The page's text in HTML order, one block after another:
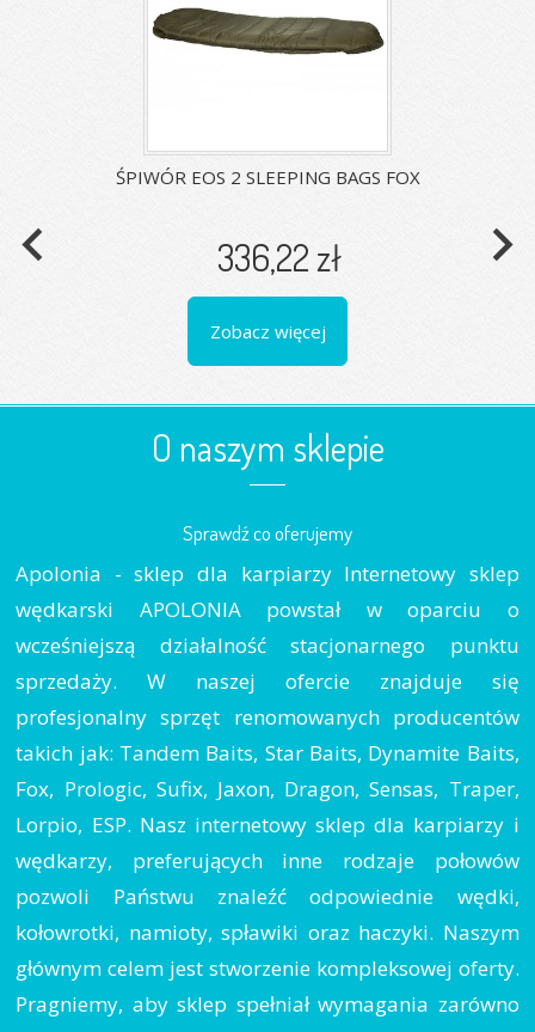
ŚPIWÓR EOS 2 SLEEPING BAGS FOX
336,22 zł
Zobacz więcej
navigate_before navigate_next
O naszym sklepie
Sprawdź co oferujemy
Apolonia - sklep dla karpiarzy Internetowy sklep
wędkarski APOLONIA powstał w oparciu o
wcześniejszą działalność stacjonarnego punktu
sprzedaży. W naszej ofercie znajduje się
profesjonalny sprzęt renomowanych producentów
takich jak: Tandem Baits, Star Baits, Dynamite Baits,
Fox, Prologic, Sufix, Jaxon, Dragon, Sensas, Traper,
Lorpio, ESP. Nasz internetowy sklep dla karpiarzy i
wędkarzy, preferujących inne rodzaje połowów
pozwoli Państwu znaleźć odpowiednie wędki,
kołowrotki, namioty, spławiki oraz haczyki. Naszym
głównym celem jest stworzenie kompleksowej oferty.
Pragniemy, aby sklep spełniał wymagania zarówno